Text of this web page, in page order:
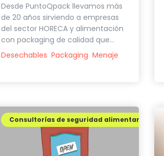
Desde PuntoQpack llevamos más
de 20 años sirviendo a empresas
del sector HORECA y alimentación
con packaging de calidad que...
Desechables Packaging Menaje
Consultorías de seguridad alimentaria